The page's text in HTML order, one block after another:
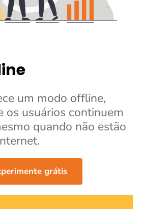
um modo offline,
os usuários continuem
quando não estão
grátis